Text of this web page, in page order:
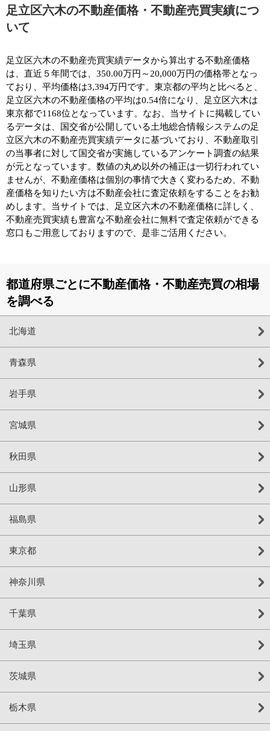
足立区六木の不動産価格・不動産売買実績につ
いて
足立区六木の不動産売買実績データから算出する不動産価格
は、直近５年間では、350.00万円～20,000万円の価格帯となっ
ており、平均価格は3,394万円です。東京都の平均と比べると、
足立区六木の不動産価格の平均は0.54倍になり、足立区六木は
東京都で1168位となっています。なお、当サイトに掲載してい
るデータは、国交省が公開している土地総合情報システムの足
立区六木の不動産売買実績データに基づいており、不動産取引
の当事者に対して国交省が実施しているアンケート調査の結果
が元となっています。数値の丸め以外の補正は一切行われてい
ませんが、不動産価格は個別の事情で大きく変わるため、不動
産価格を知りたい方は不動産会社に査定依頼をすることをお勧
めします。当サイトでは、足立区六木の不動産価格に詳しく、
不動産売買実績も豊富な不動産会社に無料で査定依頼ができる
窓口もご用意しておりますので、是非ご活用ください。
都道府県ごとに不動産価格・不動産売買の相場
を調べる
北海道
青森県
岩手県
宮城県
秋田県
山形県
福島県
東京都
神奈川県
千葉県
埼玉県
茨城県
栃木県